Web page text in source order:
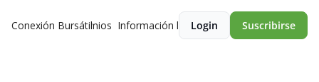
Conexión BursátilPremios Información legalLogin Suscribirse